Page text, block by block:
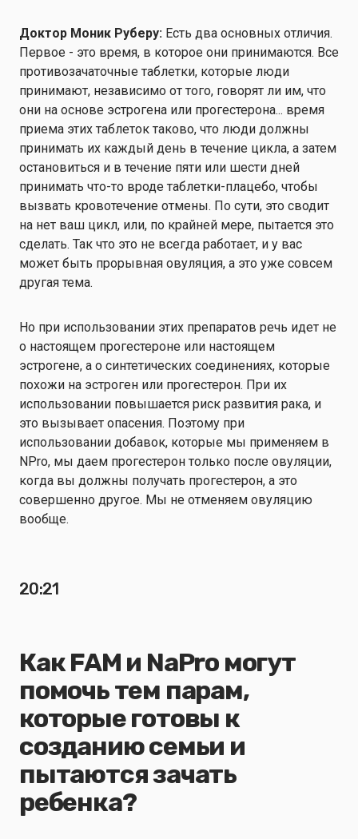
Доктор Моник Руберу: Есть два основных отличия.
Первое - это время, в которое они принимаются. Все
противозачаточные таблетки, которые люди
принимают, независимо от того, говорят ли им, что
они на основе эстрогена или прогестерона... время
приема этих таблеток таково, что люди должны
принимать их каждый день в течение цикла, а затем
остановиться и в течение пяти или шести дней
принимать что-то вроде таблетки-плацебо, чтобы
вызвать кровотечение отмены. По сути, это сводит
на нет ваш цикл, или, по крайней мере, пытается это
сделать. Так что это не всегда работает, и у вас
может быть прорывная овуляция, а это уже совсем
другая тема.
Но при использовании этих препаратов речь идет не
о настоящем прогестероне или настоящем
эстрогене, а о синтетических соединениях, которые
похожи на эстроген или прогестерон. При их
использовании повышается риск развития рака, и
это вызывает опасения. Поэтому при
использовании добавок, которые мы применяем в
NPro, мы даем прогестерон только после овуляции,
когда вы должны получать прогестерон, а это
совершенно другое. Мы не отменяем овуляцию
вообще.
20:21
Как FAM и NaPro могут
помочь тем парам,
которые готовы к
созданию семьи и
пытаются зачать
ребенка?